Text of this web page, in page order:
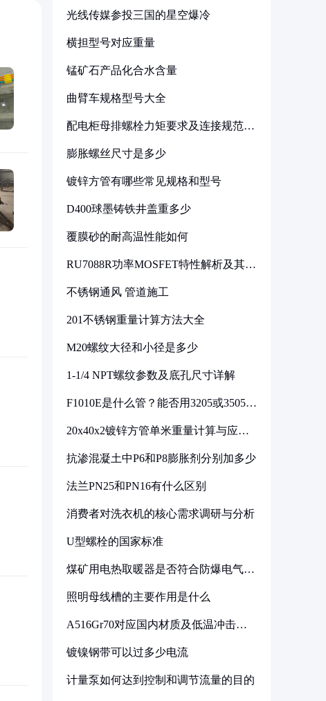
光线传媒参投三国的星空爆冷
横担型号对应重量
锰矿石产品化合水含量
曲臂车规格型号大全
配电柜母排螺栓力矩要求及连接规范详
膨胀螺丝尺寸是多少
镀锌方管有哪些常见规格和型号
D400球墨铸铁井盖重多少
覆膜砂的耐高温性能如何
RU7088R功率MOSFET特性解析及其在
不锈钢通风 管道施工
201不锈钢重量计算方法大全
M20螺纹大径和小径是多少
1-1/4 NPT螺纹参数及底孔尺寸详解
F1010E是什么管？能否用3205或3505代
20x40x2镀锌方管单米重量计算与应用
抗渗混凝土中P6和P8膨胀剂分别加多少
法兰PN25和PN16有什么区别
消费者对洗衣机的核心需求调研与分析
U型螺栓的国家标准
煤矿用电热取暖器是否符合防爆电气设
照明母线槽的主要作用是什么
A516Gr70对应国内材质及低温冲击要
镀镍钢带可以过多少电流
计量泵如何达到控制和调节流量的目的